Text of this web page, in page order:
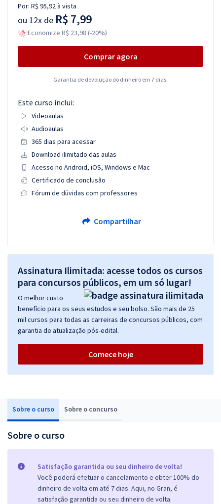
Sobre o curso Sobre o concurso
Sobre o curso
Satisfação garantida ou seu dinheiro de volta!
Você poderá efetuar o cancelamento e obter 100% do
dinheiro de volta em até 7 dias. Aqui, no Gran, é
satisfação garantida ou seu dinheiro de volta.
Por: R$ 95,92à vista
ou 12x de R$ 7,99
Economize R$ 23,98 (-20%)
Comprar agora
Garantia de devolução do dinheiro em 7 dias.
Este curso inclui:
Videoaulas
Audioaulas
365 dias para acessar
Download ilimitado das aulas
Acesso no Android, iOS, Windows e Mac
Certificado de conclusão
Fórum de dúvidas com professores
Compartilhar
Assinatura Ilimitada: acesse todos os cursos
para concursos públicos, em um só lugar!
O melhor custo
benefício para os seus estudos e seu bolso. São mais de 25
mil cursos para todas as carreiras de concursos públicos, com
garantia de atualização pós-edital.
Comece hoje